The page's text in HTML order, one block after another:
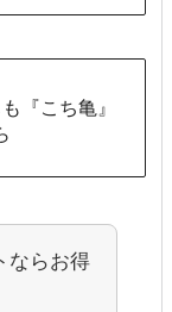
『こち亀』
ならお得